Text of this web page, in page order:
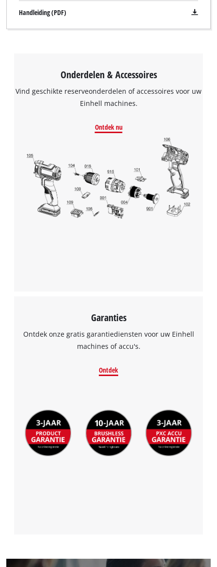
Handleiding (PDF)
Onderdelen & Accessoires
Vind geschikte reserveonderdelen of accessoires voor uw
Einhell machines.
Ontdek nu
Garanties
Ontdek onze gratis garantiediensten voor uw Einhell
machines of accu's.
Ontdek